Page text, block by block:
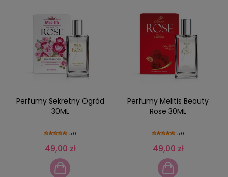
Perfumy Sekretny Ogród
30ML
5.0
49,00 zł
Perfumy Melitis Beauty
Rose 30ML
5.0
49,00 zł